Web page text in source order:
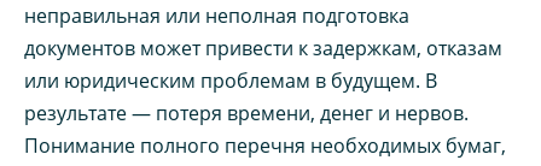
неправильная или неполная подготовка
документов может привести к задержкам, отказам
или юридическим проблемам в будущем. В
результате — потеря времени, денег и нервов.
Понимание полного перечня необходимых бумаг,